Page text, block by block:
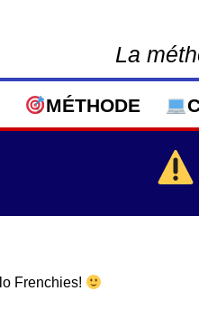
La
MÉTHODE
Frenchies!